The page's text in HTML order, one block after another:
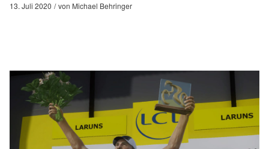
13. Juli 2020 von Michael Behringer